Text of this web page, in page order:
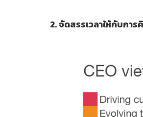
2. จัดสรรเวลาให้กับกา